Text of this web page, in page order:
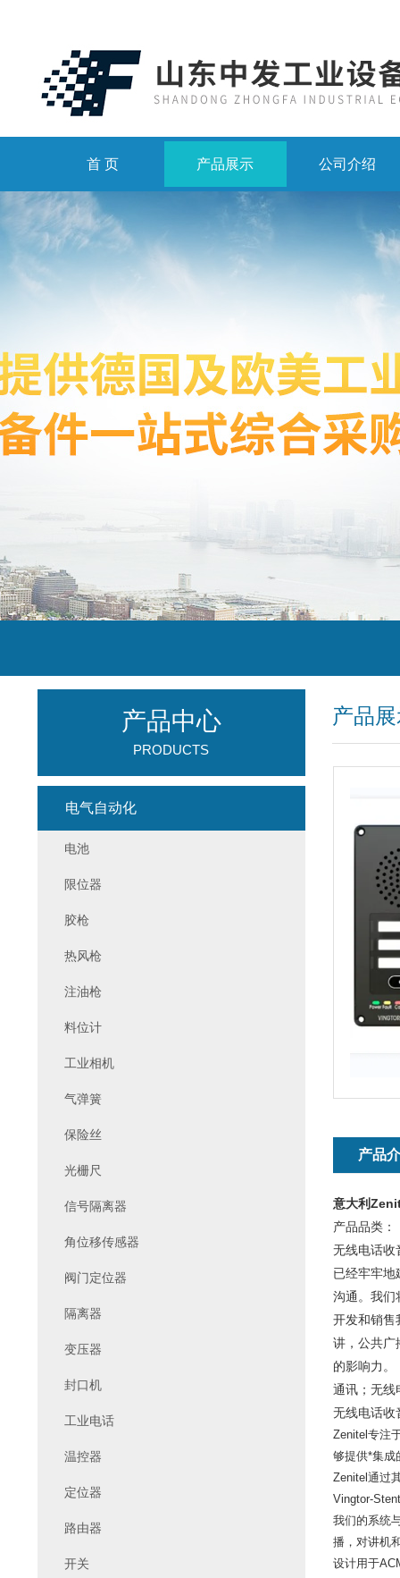
首 页 产品展示 公司介绍
产品
产品
意大利
产品品类：
无线电话收
已经牢牢地
沟通。我们
开发和销售
讲，公共广
的影响力。
通讯；无线
无线电话收
Zenitel专注
够提供*集成
Zenitel通过
Vingtor-
我们的系统
播，对讲机
设计用于
产品中心
PRODUCTS
电气自动化
电池
限位器
胶枪
热风枪
注油枪
料位计
工业相机
气弹簧
保险丝
光栅尺
信号隔离器
角位移传感器
阀门定位器
隔离器
变压器
封口机
工业电话
温控器
定位器
路由器
开关